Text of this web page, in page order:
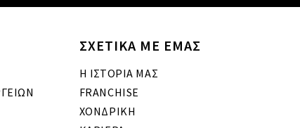
ΣΧΕΤΙΚΑ ΜΕ ΕΜΑΣ
Η ΙΣΤΟΡΙΑ ΜΑΣ
FRANCHISE
ΧΟΝΔΡΙΚΗ